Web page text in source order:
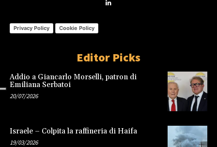
Privacy Policy Cookie Policy
Editor Picks
Addio a Giancarlo Morselli, patron di
Emiliana Serbatoi
20/07/2026
Israele – Colpita la raffineria di Haifa
19/03/2026